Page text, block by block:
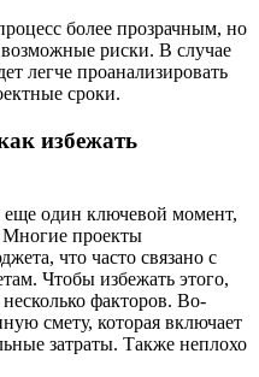
более прозрачным, но
риски. В случае
легче проанализировать
сроки.
избежать
один ключевой момент,
Многие проекты
что часто связано с
Чтобы избежать этого,
факторов. Во-
смету, которая включает
затраты. Также неплохо